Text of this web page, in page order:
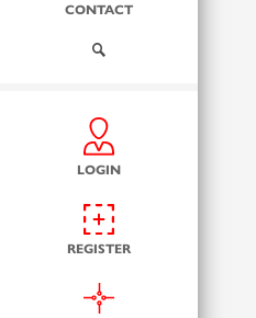
CONTACT
LOGIN
REGISTER